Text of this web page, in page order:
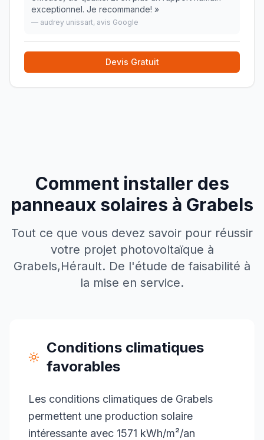
exceptionnel. Je recommande! »
— audrey unissart, avis Google
Devis Gratuit
Comment installer des
panneaux solaires à Grabels
Tout ce que vous devez savoir pour réussir
votre projet photovoltaïque à
Grabels,Hérault. De l'étude de faisabilité à
la mise en service.
Conditions climatiques
favorables
Les conditions climatiques de Grabels
permettent une production solaire
intéressante avec 1571 kWh/m²/an